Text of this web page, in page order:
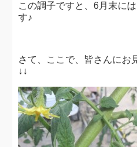
この調子ですと、6月末に
す♪
さて、ここで、皆さんにお
↓↓